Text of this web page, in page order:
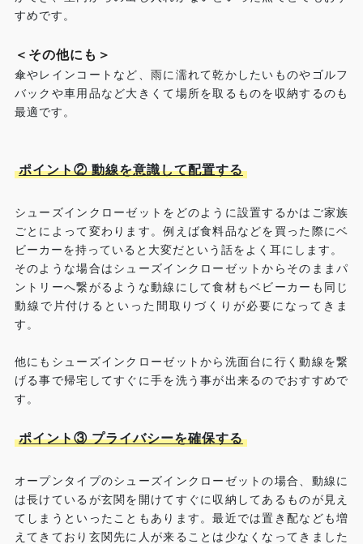
すめです。
＜その他にも＞
傘やレインコートなど、雨に濡れて乾かしたいものやゴルフ
バックや車用品など大きくて場所を取るものを収納するのも
最適です。
ポイント② 動線を意識して配置する
シューズインクローゼットをどのように設置するかはご家族
ごとによって変わります。例えば食料品などを買った際にベ
ビーカーを持っていると大変だという話をよく耳にします。
そのような場合はシューズインクローゼットからそのままパ
ントリーへ繋がるような動線にして食材もベビーカーも同じ
動線で片付けるといった間取りづくりが必要になってきま
す。
他にもシューズインクローゼットから洗面台に行く動線を繋
げる事で帰宅してすぐに手を洗う事が出来るのでおすすめで
す。
ポイント③ プライバシーを確保する
オープンタイプのシューズインクローゼットの場合、動線に
は長けているが玄関を開けてすぐに収納してあるものが見え
てしまうといったこともあります。最近では置き配なども増
えてきており玄関先に人が来ることは少なくなってきました